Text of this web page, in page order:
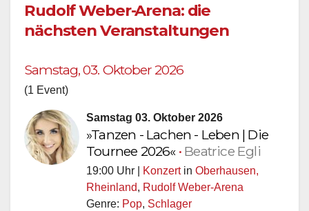
Rudolf Weber-Arena: die
nächsten Veranstaltungen
Samstag, 03. Oktober 2026
(1 Event)
Samstag 03. Oktober 2026
»Tanzen - Lachen - Leben | Die
Tournee 2026« • Beatrice Egli
19:00 Uhr | Konzertin Oberhausen,
Rheinland, Rudolf Weber-Arena
Genre: Pop, Schlager